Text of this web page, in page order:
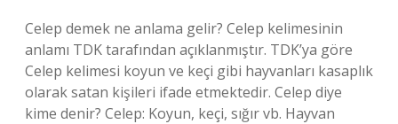
Celep demek ne anlama gelir? Celep kelimesinin
anlamı TDK tarafından açıklanmıştır. TDK’ya göre
Celep kelimesi koyun ve keçi gibi hayvanları kasaplık
olarak satan kişileri ifade etmektedir. Celep diye
kime denir? Celep: Koyun, keçi, sığır vb. Hayvan